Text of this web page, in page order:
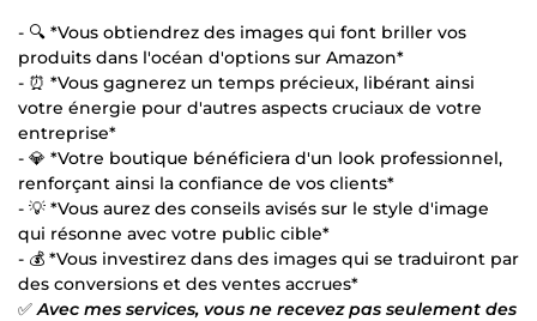
- 🔍 *Vous obtiendrez des images qui font briller vos
produits dans l'océan d'options sur Amazon*
- ⏰ *Vous gagnerez un temps précieux, libérant ainsi
votre énergie pour d'autres aspects cruciaux de votre
entreprise*
- 💎 *Votre boutique bénéficiera d'un look professionnel,
renforçant ainsi la confiance de vos clients*
- 💡 *Vous aurez des conseils avisés sur le style d'image
qui résonne avec votre public cible*
- 💰 *Vous investirez dans des images qui se traduiront par
des conversions et des ventes accrues*
✅Avec mes services, vous ne recevez pas seulement des